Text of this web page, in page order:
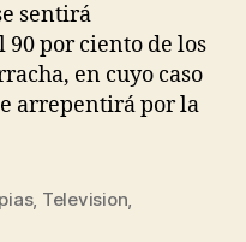
sentirá
por ciento de los
en cuyo caso
arrepentirá por la
, Television,